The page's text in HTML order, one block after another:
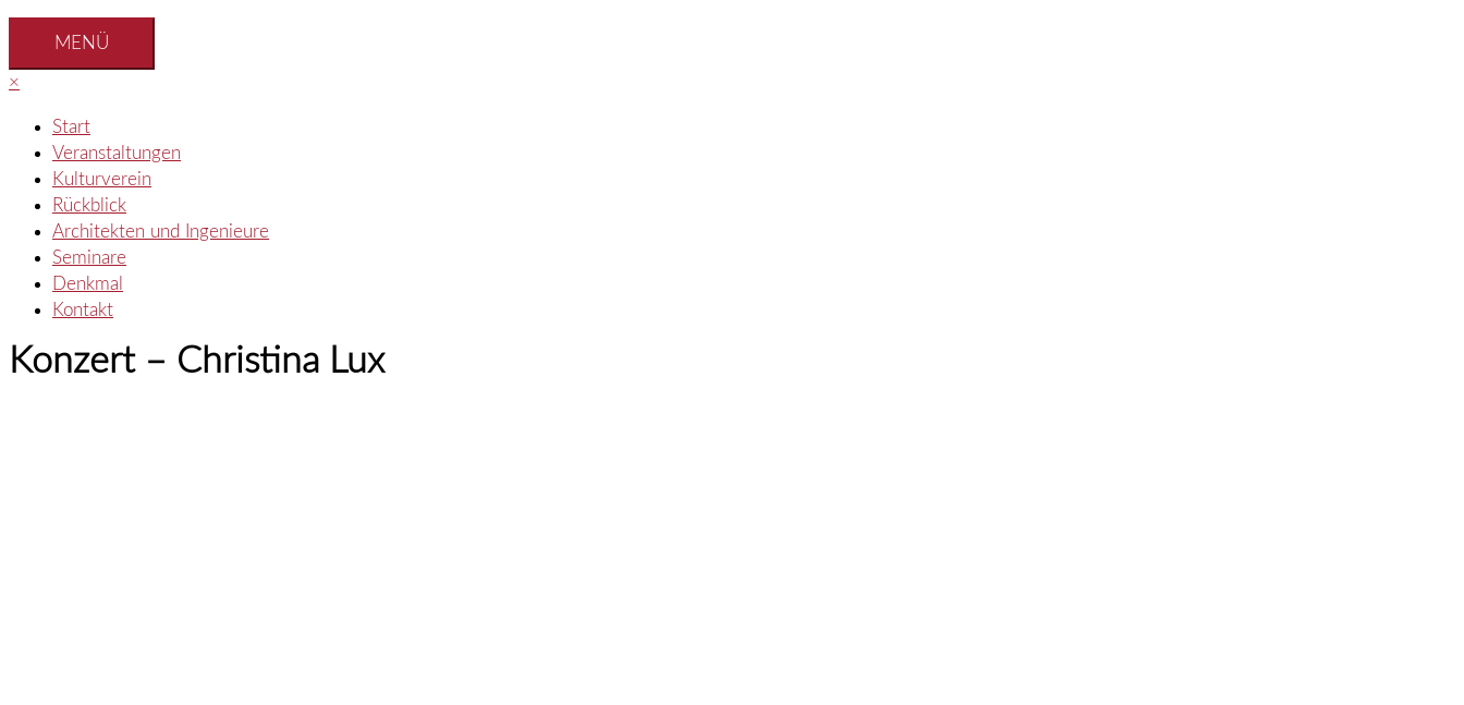
MENÜ
×
Start
Veranstaltungen
Kulturverein
Rückblick
Architekten und Ingenieure
Seminare
Denkmal
Kontakt
Konzert – Christina Lux